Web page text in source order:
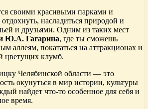
своими красивыми парками и
насладиться природой и
и друзьями. Одним из таких мест
Ю.А. Гагарина, где ты сможешь
аллеям, покататься на аттракционах и
цветущих клумб.
Челябинской области — это
окунуться в мир истории, культуры
найдет что-то особенное для себя и
время.